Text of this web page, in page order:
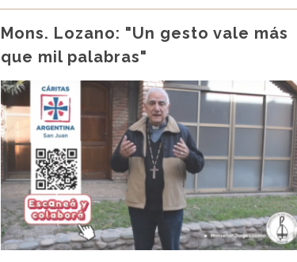
Mons. Lozano: "Un gesto vale más
que mil palabras"